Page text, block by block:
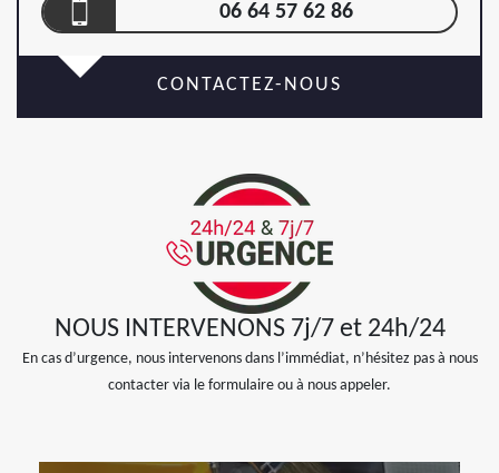
06 64 57 62 86
CONTACTEZ-NOUS
NOUS INTERVENONS 7j/7 et 24h/24
En cas d’urgence, nous intervenons dans l’immédiat, n’hésitez pas à nous
contacter via le formulaire ou à nous appeler.